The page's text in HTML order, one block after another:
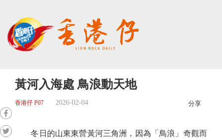
黃河入海處 鳥浪動天地
香港仔 P07 2026-02-04 分享
冬日的山東東營黃河三角洲，因為「鳥浪」奇觀而